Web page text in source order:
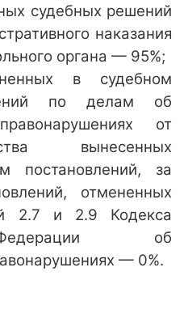
судебных решений
наказания
органа — 95%;
в судебном
по делам об
от
вынесенных
постановлений, за
отмененных
2.7 и 2.9 Кодекса
об
— 0%.